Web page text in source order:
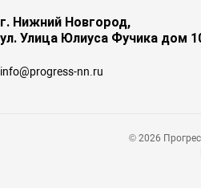
г. Нижний Новгород,
ул. Улица Юлиуса Фучика дом
info@progress-nn.ru
© 2026